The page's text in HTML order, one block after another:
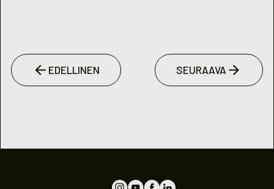
EDELLINEN SEURAAVA